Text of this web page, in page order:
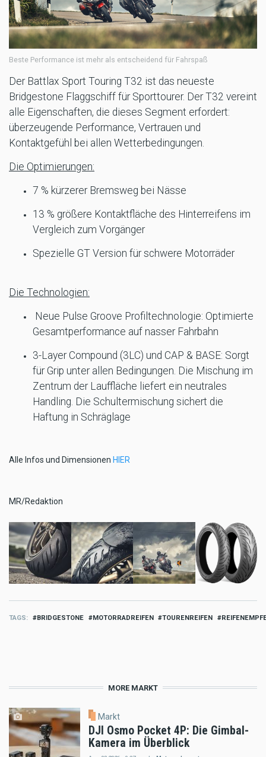
Beste Performance ist mehr als entscheidend für Fahrspaß
Der Battlax Sport Touring T32 ist das neueste
Bridgestone Flaggschiff für Sporttourer. Der T32 vereint
alle Eigenschaften, die dieses Segment erfordert:
überzeugende Performance, Vertrauen und
Kontaktgefühl bei allen Wetterbedingungen.
Die Optimierungen:
7 % kürzerer Bremsweg bei Nässe
13 % größere Kontaktfläche des Hinterreifens im
Vergleich zum Vorgänger
Spezielle GT Version für schwere Motorräder
Die Technologien:
Neue Pulse Groove Profiltechnologie: Optimierte
Gesamtperformance auf nasser Fahrbahn
3-Layer Compound (3LC) und CAP & BASE: Sorgt
für Grip unter allen Bedingungen. Die Mischung im
Zentrum der Lauffläche liefert ein neutrales
Handling. Die Schultermischung sichert die
Haftung in Schräglage
Alle Infos und Dimensionen HIER
MR/Redaktion
TAGS BRIDGESTONE MOTORRADREIFEN TOURENREIFEN
MORE MARKT
Markt
DJI Osmo Pocket 4P: Die Gimbal-
Kamera im Überblick